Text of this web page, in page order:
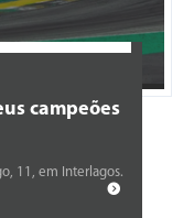
campeões
11, em Interlagos.